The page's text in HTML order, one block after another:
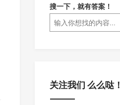
搜一下，就有答案！
关注我们 么么哒！